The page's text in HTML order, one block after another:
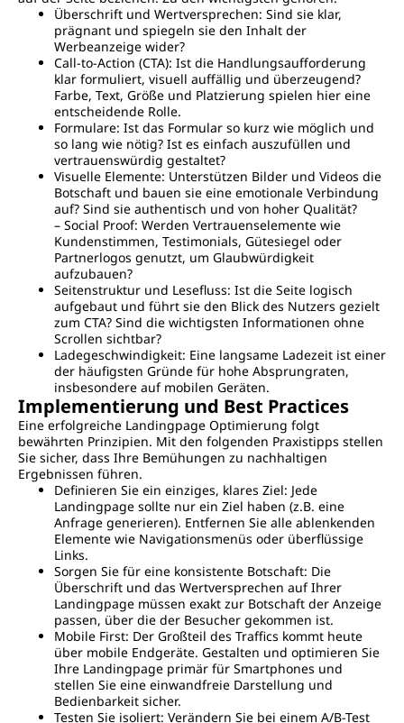
Überschrift und Wertversprechen: Sind sie klar,
prägnant und spiegeln sie den Inhalt der
Werbeanzeige wider?
Call-to-Action (CTA): Ist die Handlungsaufforderung
klar formuliert, visuell auffällig und überzeugend?
Farbe, Text, Größe und Platzierung spielen hier eine
entscheidende Rolle.
Formulare: Ist das Formular so kurz wie möglich und
so lang wie nötig? Ist es einfach auszufüllen und
vertrauenswürdig gestaltet?
Visuelle Elemente: Unterstützen Bilder und Videos die
Botschaft und bauen sie eine emotionale Verbindung
auf? Sind sie authentisch und von hoher Qualität?
– Social Proof: Werden Vertrauenselemente wie
Kundenstimmen, Testimonials, Gütesiegel oder
Partnerlogos genutzt, um Glaubwürdigkeit
aufzubauen?
Seitenstruktur und Lesefluss: Ist die Seite logisch
aufgebaut und führt sie den Blick des Nutzers gezielt
zum CTA? Sind die wichtigsten Informationen ohne
Scrollen sichtbar?
Ladegeschwindigkeit: Eine langsame Ladezeit ist einer
der häufigsten Gründe für hohe Absprungraten,
insbesondere auf mobilen Geräten.
Implementierung und Best Practices
Eine erfolgreiche Landingpage Optimierung folgt
bewährten Prinzipien. Mit den folgenden Praxistipps stellen
Sie sicher, dass Ihre Bemühungen zu nachhaltigen
Ergebnissen führen.
Definieren Sie ein einziges, klares Ziel: Jede
Landingpage sollte nur ein Ziel haben (z.B. eine
Anfrage generieren). Entfernen Sie alle ablenkenden
Elemente wie Navigationsmenüs oder überflüssige
Links.
Sorgen Sie für eine konsistente Botschaft: Die
Überschrift und das Wertversprechen auf Ihrer
Landingpage müssen exakt zur Botschaft der Anzeige
passen, über die der Besucher gekommen ist.
Mobile First: Der Großteil des Traffics kommt heute
über mobile Endgeräte. Gestalten und optimieren Sie
Ihre Landingpage primär für Smartphones und
stellen Sie eine einwandfreie Darstellung und
Bedienbarkeit sicher.
Testen Sie isoliert: Verändern Sie bei einem A/B-Test